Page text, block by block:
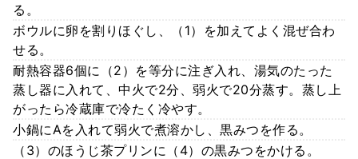
る。
ボウルに卵を割りほぐし、（1）を加えてよく混ぜ合わ
せる。
耐熱容器6個に（2）を等分に注ぎ入れ、湯気のたった
蒸し器に入れて、中火で2分、弱火で20分蒸す。蒸し上
がったら冷蔵庫で冷たく冷やす。
小鍋にAを入れて弱火で煮溶かし、黒みつを作る。
（3）のほうじ茶プリンに（4）の黒みつをかける。